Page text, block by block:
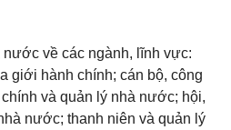
về các ngành, lĩnh vực:
giới hành chính; cán bộ, công
và quản lý nhà nước; hội,
nước; thanh niên và quản lý